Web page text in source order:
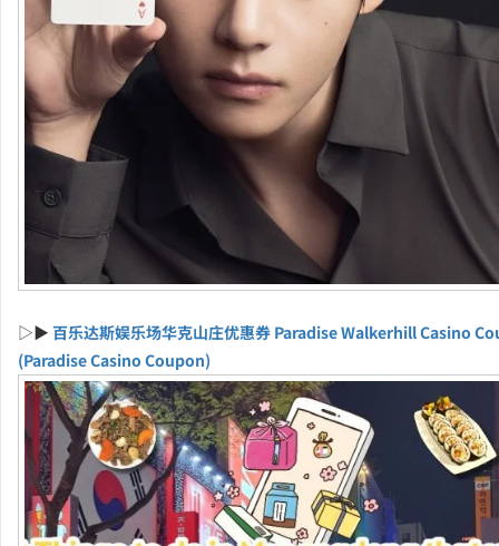
▷▶ 百乐达斯娱乐场华克山庄优惠券 Paradise Walkerhill Casino
(Paradise Casino Coupon)